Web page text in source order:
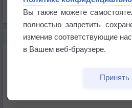
Список всех карт
НОВОЕ О ПОГОДЕ
Атмосфера начала
В Приморье
Вы также можете
полностью запретить
изменив соответствующие
в Вашем веб-браузере.
Принять